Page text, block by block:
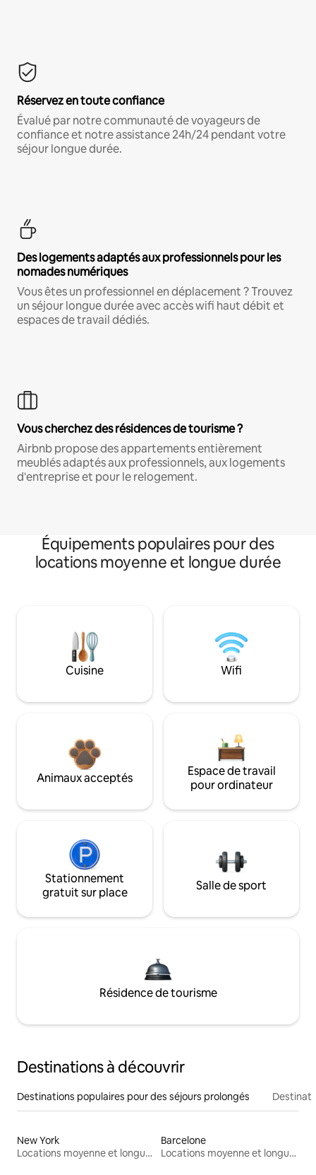
Réservez en toute confiance
Évalué par notre communauté de voyageurs de
confiance et notre assistance 24h/24 pendant votre
séjour longue durée.
Des logements adaptés aux professionnels pour les
nomades numériques
Vous êtes un professionnel en déplacement ? Trouvez
un séjour longue durée avec accès wifi haut débit et
espaces de travail dédiés.
Vous cherchez des résidences de tourisme ?
Airbnb propose des appartements entièrement
meublés adaptés aux professionnels, aux logements
d'entreprise et pour le relogement.
Équipements populaires pour des
locations moyenne et longue durée
Cuisine Wifi
Animaux acceptés
Espace de travail
pour ordinateur
Stationnement
gratuit sur place
Salle de sport
Résidence de tourisme
Destinations à découvrir
Destinations populaires pour des séjours prolongés
New York
Locations moyenne et longue durée
Barcelone
Locations moyenne et longue durée